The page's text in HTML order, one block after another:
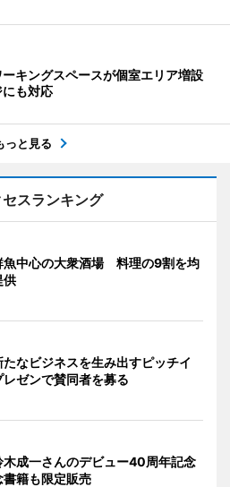
キングスペースが個室エリア増設
も対応
っと見る
スランキング
魚中心の大衆酒場 料理の9割を均
供
なビジネスを生み出すピッチイ
ゼンで賛同者を募る
木成一さんのデビュー40周年記念
籍も限定販売